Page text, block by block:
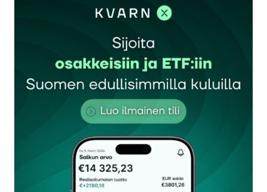
syy puuttuvaan talouskasvuun.
Ilman kasvua ei hoidu muutkaan talouden isot
kansainvälisesti mitattuna.
Petri Pölönen
24.11.2025 at 11:55
Kiitos kommentista Petri P.
Roinisella on raikkaita ajatuksia, kosketusta pk-